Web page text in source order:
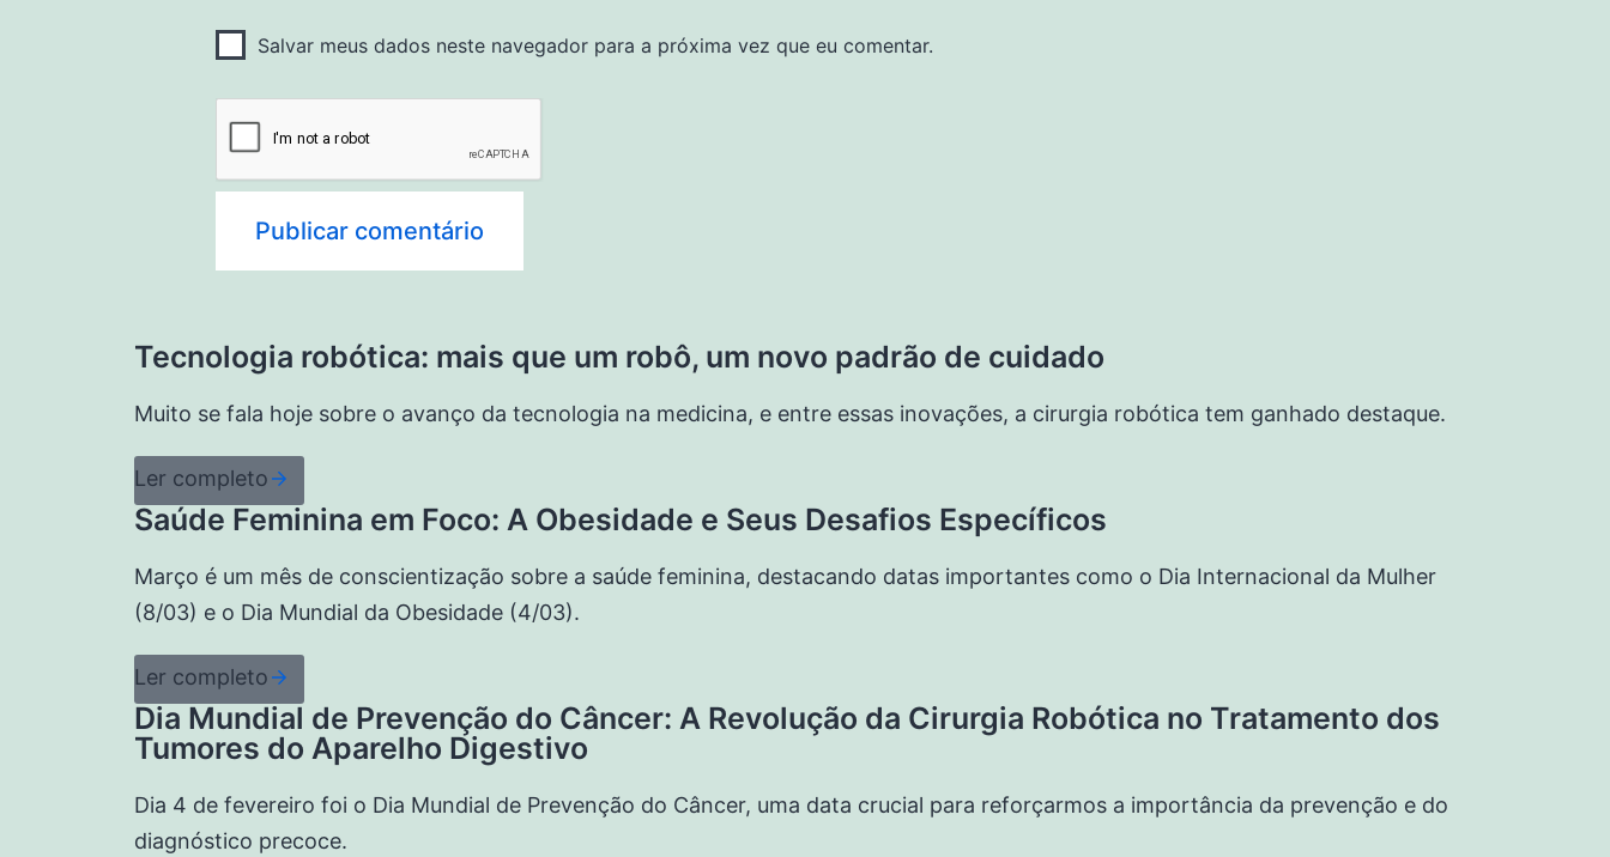
Salvar meus dados neste navegador para a próxima vez que eu comentar.
Tecnologia robótica: mais que um robô, um novo padrão de cuidado
Muito se fala hoje sobre o avanço da tecnologia na medicina, e entre essas inovações, a cirurgia robótica tem ganhado destaque.
Ler completo
Saúde Feminina em Foco: A Obesidade e Seus Desafios Específicos
Março é um mês de conscientização sobre a saúde feminina, destacando datas importantes como o Dia Internacional da Mulher
(8/03) e o Dia Mundial da Obesidade (4/03).
Ler completo
Dia Mundial de Prevenção do Câncer: A Revolução da Cirurgia Robótica no Tratamento dos
Tumores do Aparelho Digestivo
Dia 4 de fevereiro foi o Dia Mundial de Prevenção do Câncer, uma data crucial para reforçarmos a importância da prevenção e do
diagnóstico precoce.